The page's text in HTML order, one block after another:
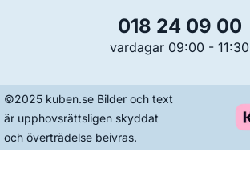
018 24 09 00
vardagar 09:00 - 11:30
©2025 kuben.se Bilder och text
är upphovsrättsligen skyddat
och överträdelse beivras.